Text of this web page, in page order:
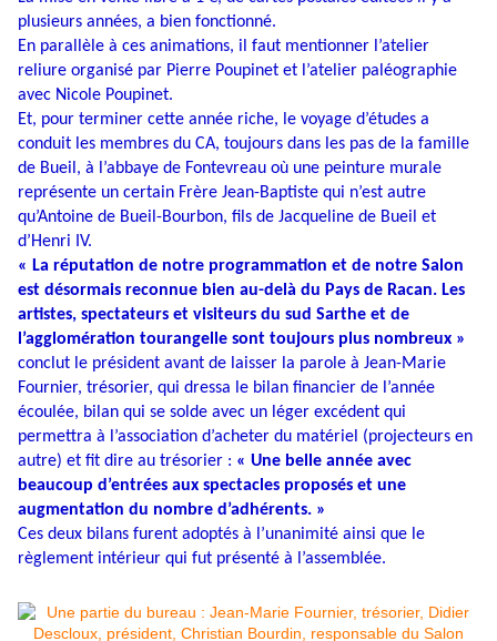
plusieurs années, a bien fonctionné.
En parallèle à ces animations, il faut mentionner l’atelier
reliure organisé par Pierre Poupinet et l’atelier paléographie
avec Nicole Poupinet.
Et, pour terminer cette année riche, le voyage d’études a
conduit les membres du CA, toujours dans les pas de la famille
de Bueil, à l’abbaye de Fontevreau où une peinture murale
représente un certain Frère Jean-Baptiste qui n’est autre
qu’Antoine de Bueil-Bourbon, fils de Jacqueline de Bueil et
d’Henri IV.
« La réputation de notre programmation et de notre Salon
est désormais reconnue bien au-delà du Pays de Racan. Les
artistes, spectateurs et visiteurs du sud Sarthe et de
l’agglomération tourangelle sont toujours plus nombreux »
conclut le président avant de laisser la parole à Jean-Marie
Fournier, trésorier, qui dressa le bilan financier de l’année
écoulée, bilan qui se solde avec un léger excédent qui
permettra à l’association d’acheter du matériel (projecteurs en
autre) et fit dire au trésorier : « Une belle année avec
beaucoup d’entrées aux spectacles proposés et une
augmentation du nombre d’adhérents. »
Ces deux bilans furent adoptés à l’unanimité ainsi que le
règlement intérieur qui fut présenté à l’assemblée.